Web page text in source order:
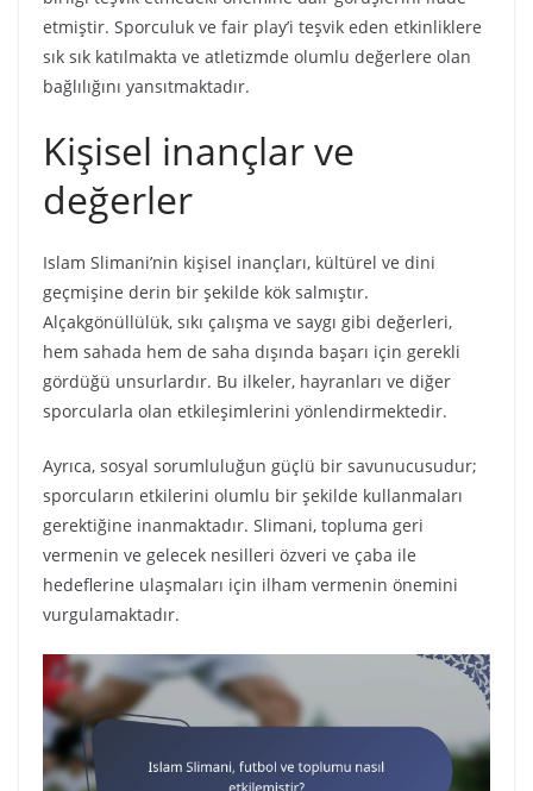
etmiştir. Sporculuk ve fair play’i teşvik eden etkinliklere
sık sık katılmakta ve atletizmde olumlu değerlere olan
bağlılığını yansıtmaktadır.
Kişisel inançlar ve
değerler
Islam Slimani’nin kişisel inançları, kültürel ve dini
geçmişine derin bir şekilde kök salmıştır.
Alçakgönüllülük, sıkı çalışma ve saygı gibi değerleri,
hem sahada hem de saha dışında başarı için gerekli
gördüğü unsurlardır. Bu ilkeler, hayranları ve diğer
sporcularla olan etkileşimlerini yönlendirmektedir.
Ayrıca, sosyal sorumluluğun güçlü bir savunucusudur;
sporcuların etkilerini olumlu bir şekilde kullanmaları
gerektiğine inanmaktadır. Slimani, topluma geri
vermenin ve gelecek nesilleri özveri ve çaba ile
hedeflerine ulaşmaları için ilham vermenin önemini
vurgulamaktadır.